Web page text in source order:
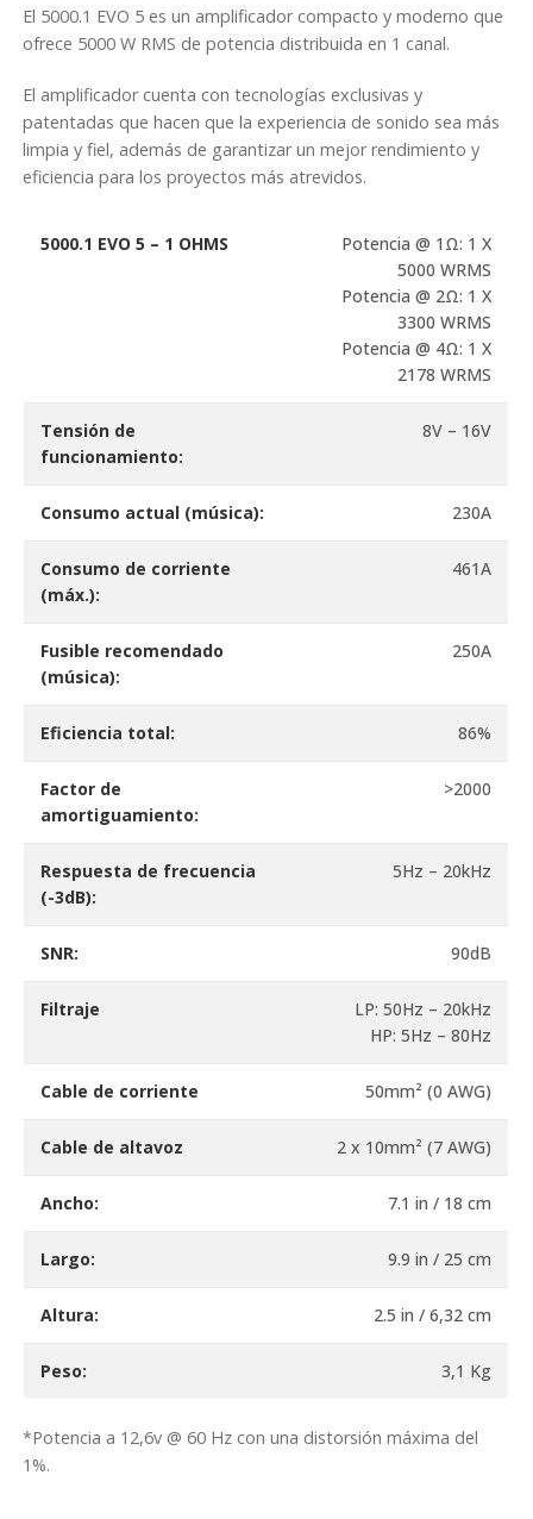
1
Ohm
El 5000.1 EVO 5 es un amplificador compacto y moderno que
ofrece 5000 W RMS de potencia distribuida en 1 canal.
El amplificador cuenta con tecnologías exclusivas y
patentadas que hacen que la experiencia de sonido sea más
limpia y fiel, además de garantizar un mejor rendimiento y
eficiencia para los proyectos más atrevidos.
5000.1 EVO 5 – 1 OHMS
Potencia @ 1Ω: 1 X
5000 WRMS
Potencia @ 2Ω: 1 X
3300 WRMS
Potencia @ 4Ω: 1 X
2178 WRMS
Tensión de
funcionamiento:
8V – 16V
Consumo actual (música): 230A
Consumo de corriente
(máx.):
461A
Fusible recomendado
(música):
250A
Eficiencia total: 86%
Factor de
amortiguamiento:
>2000
Respuesta de frecuencia
(-3dB):
5Hz – 20kHz
SNR: 90dB
Filtraje
LP: 50Hz – 20kHz
HP: 5Hz – 80Hz
Cable de corriente 50mm² (0 AWG)
Cable de altavoz 2 x 10mm² (7 AWG)
Ancho: 7.1 in / 18 cm
Largo: 9.9 in / 25 cm
Altura: 2.5 in / 6,32 cm
Peso: 3,1 Kg
*Potencia a 12,6v @ 60 Hz con una distorsión máxima del
1%.